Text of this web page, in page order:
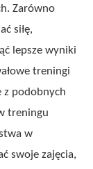
Zarówno
siłę,
lepsze wyniki
treningi
z podobnych
treningu
w
swoje zajęcia,